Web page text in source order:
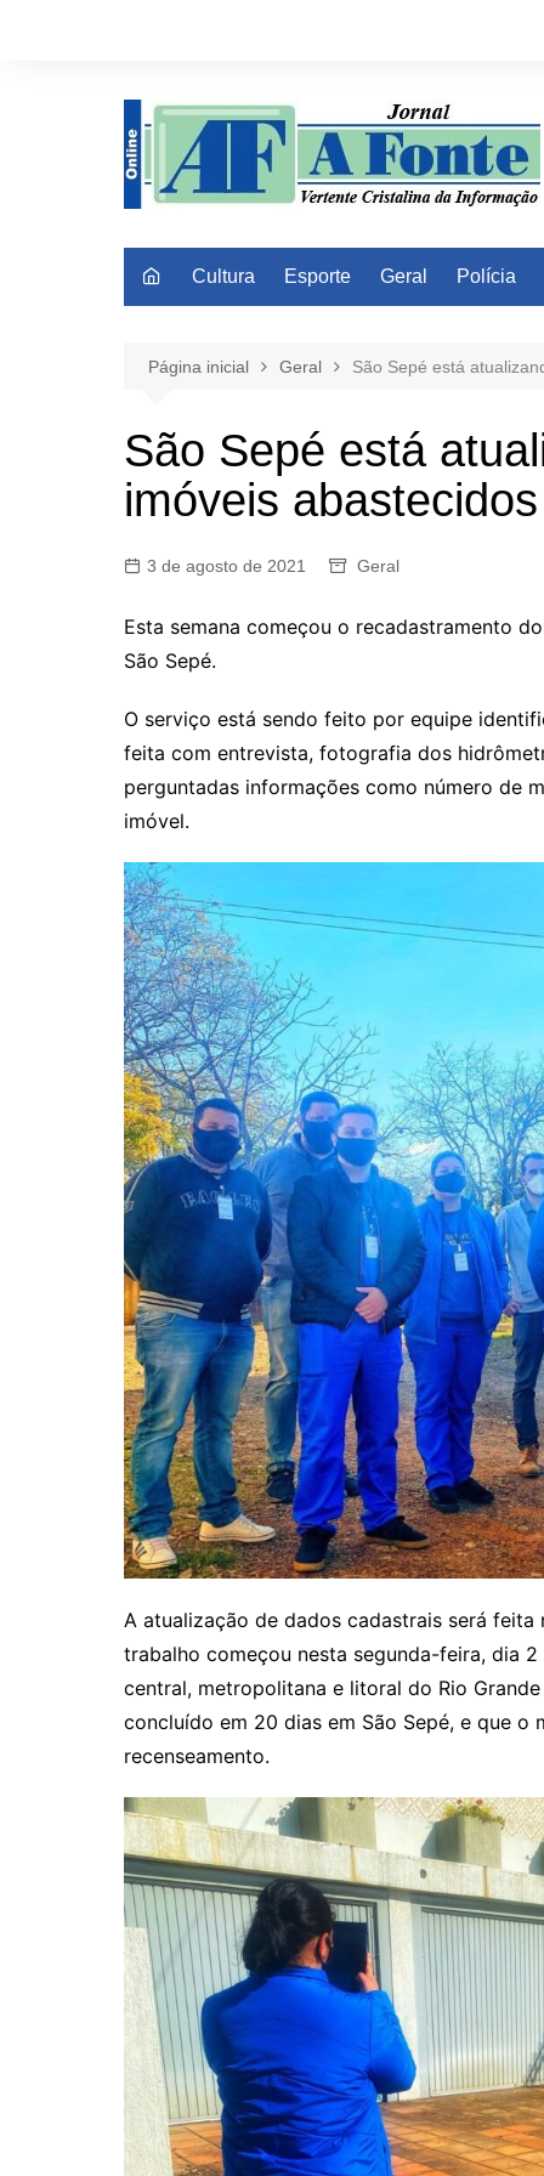
Cultura Esporte Geral Polícia
Página inicial Geral São Sepé está
São Sepé está
imóveis
3 de agosto de 2021 Geral
Esta semana começou o recadastramento
São Sepé.
O serviço está sendo feito por equipe
feita com entrevista, fotografia dos
perguntadas informações como número de
imóvel.
A atualização de dados cadastrais será
trabalho começou nesta segunda-feira, dia
central, metropolitana e litoral do Rio
concluído em 20 dias em São Sepé, e que
recenseamento.